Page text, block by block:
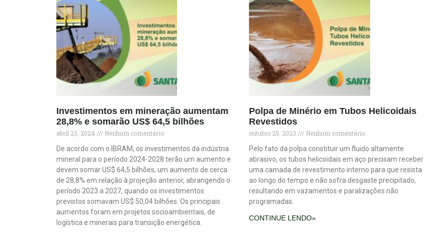
Investimentos em mineração aumentam
28,8% e somarão US$ 64,5 bilhões
abril 23, 2024
Nenhum comentário
De acordo com o IBRAM, os investimentos da indústria
mineral para o período 2024-2028 terão um aumento e
devem somar US$ 64,5 bilhões, um aumento de cerca
de 28,8% em relação à projeção anterior, abrangendo o
período 2023 a 2027, quando os investimentos
previstos somavam US$ 50,04 bilhões. Os principais
aumentos foram em projetos socioambientais, de
logística e minerais para transição energética.
Polpa de Minério em Tubos Helicoidais
Revestidos
outubro 25, 2023
Nenhum comentário
Pelo fato da polpa constituir um fluido altamente
abrasivo, os tubos helicoidais em aço precisam receber
uma camada de revestimento interno para que resista
ao longo do tempo e não sofra desgaste precipitado,
resultando em vazamentos e paralizações não
programadas.
CONTINUE LENDO»